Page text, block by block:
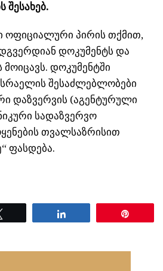
შესახებ.
ოფიციალური პირის თქმით,
დოკუმენტს და
დოკუმენტში
შესაძლებლობები
დაზვერვის (აგენტურული
სადაზვერვო
თვალსაზრისით
ფასდება.